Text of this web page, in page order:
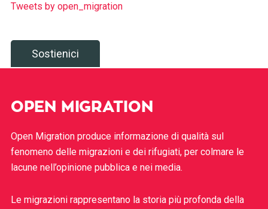
Tweets by open_migration
Sostienici
OPEN MIGRATION
Open Migration produce informazione di qualità sul
fenomeno delle migrazioni e dei rifugiati, per colmare le
lacune nell’opinione pubblica e nei media.
Le migrazioni rappresentano la storia più profonda della